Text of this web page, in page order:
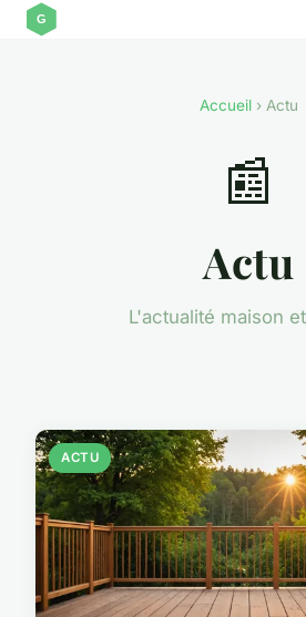
Accueil› Actu
📰
Actu
L'actualité maison
ACTU